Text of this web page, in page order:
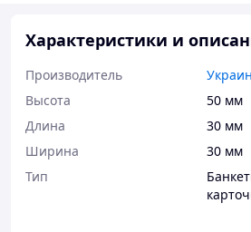
Характеристики и
Производитель
Высота
50 мм
Длина
30 мм
Ширина
30 мм
Тип